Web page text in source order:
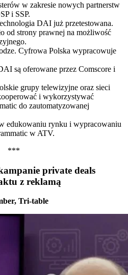
w zakresie nowych partnerstw
i SSP.
DAI już przetestowana.
od strony prawnej na możliwość
Cyfrowa Polska wypracowuje
są oferowane przez Comscore i
grupy telewizyjne oraz sieci
i wykorzystywać
do zautomatyzowanej
edukowaniu rynku i wypracowaniu
w ATV.
***
private deals
z reklamą
Tri-table